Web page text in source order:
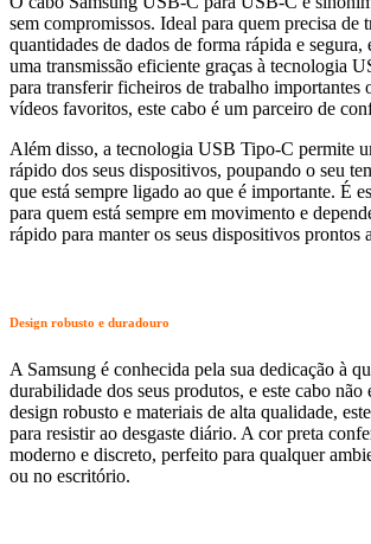
sem compromissos. Ideal para quem precisa de
quantidades de dados de forma rápida e segura,
uma transmissão eficiente graças à tecnologia
para transferir ficheiros de trabalho importantes
vídeos favoritos, este cabo é um parceiro de
Além disso, a tecnologia USB Tipo-C permite
rápido dos seus dispositivos, poupando o seu
que está sempre ligado ao que é importante. É
para quem está sempre em movimento e
rápido para manter os seus dispositivos prontos
Design robusto e duradouro
A Samsung é conhecida pela sua dedicação à
durabilidade dos seus produtos, e este cabo
design robusto e materiais de alta qualidade,
para resistir ao desgaste diário. A cor preta
moderno e discreto, perfeito para qualquer
ou no escritório.